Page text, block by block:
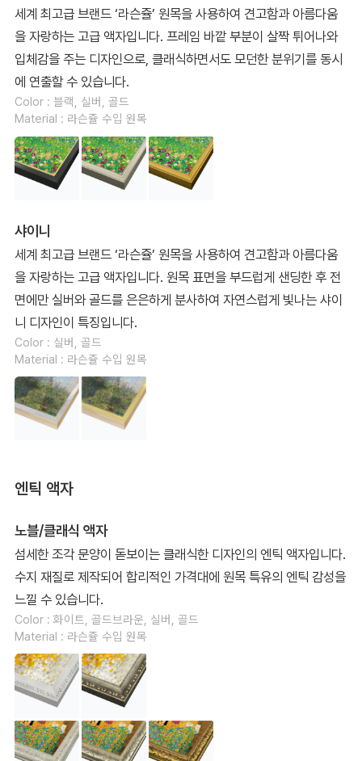
세계 최고급 브랜드 ‘라슨쥴’ 원목을 사용하여 견고함과 아름다움
을 자랑하는 고급 액자입니다. 프레임 바깥 부분이 살짝 튀어나와
입체감을 주는 디자인으로, 클래식하면서도 모던한 분위기를 동시
에 연출할 수 있습니다.
Color : 블랙, 실버, 골드
Material : 라슨쥴 수입 원목
샤이니
세계 최고급 브랜드 ‘라슨쥴’ 원목을 사용하여 견고함과 아름다움
을 자랑하는 고급 액자입니다. 원목 표면을 부드럽게 샌딩한 후 전
면에만 실버와 골드를 은은하게 분사하여 자연스럽게 빛나는 샤이
니 디자인이 특징입니다.
Color : 실버, 골드
Material : 라슨쥴 수입 원목
엔틱 액자
노블/클래식 액자
섬세한 조각 문양이 돋보이는 클래식한 디자인의 엔틱 액자입니다.
수지 재질로 제작되어 합리적인 가격대에 원목 특유의 엔틱 감성을
느낄 수 있습니다.
Color : 화이트, 골드브라운, 실버, 골드
Material : 라슨쥴 수입 원목